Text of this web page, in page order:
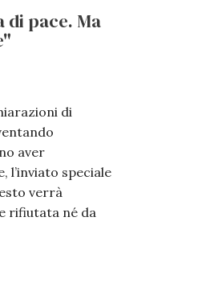
di pace. Ma
di
aver
l’inviato speciale
verrà
rifiutata né da